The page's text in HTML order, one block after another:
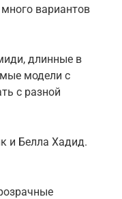
вариантов
длинные в
модели с
с разной
и Белла Хадид.